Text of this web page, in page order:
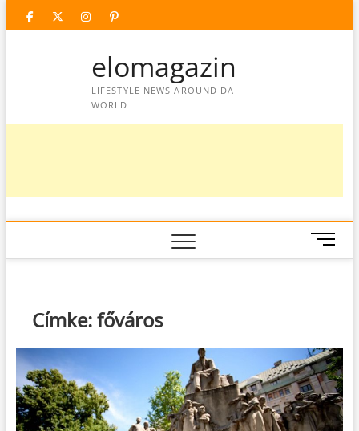
facebooktwitter
instagram
googleplus
pinterest
elomagazin
LIFESTYLE NEWS AROUND DA
WORLD
M
e
t
o
n
Címke:főváros